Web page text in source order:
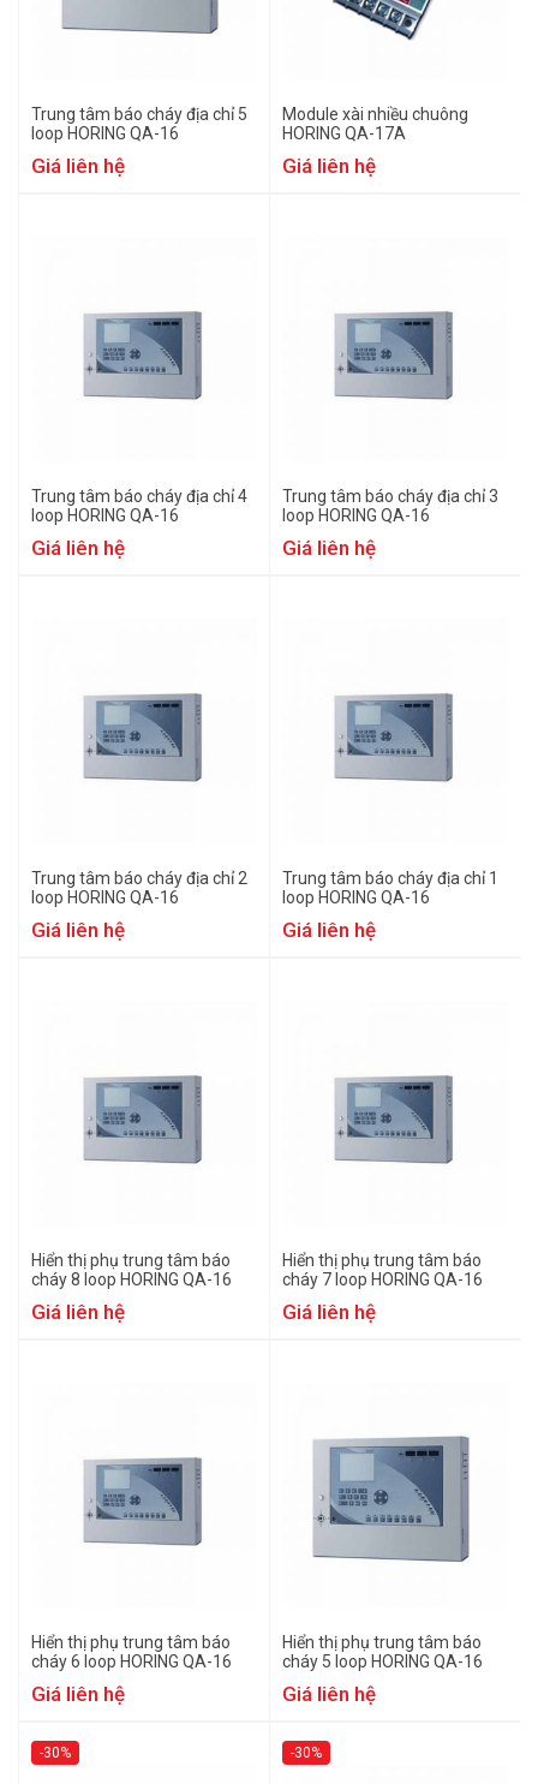
Trung tâm báo cháy địa chỉ 5
loop HORING QA-16
Giá liên hệ
Module xài nhiều chuông
HORING QA-17A
Giá liên hệ
Trung tâm báo cháy địa chỉ 4
loop HORING QA-16
Giá liên hệ
Trung tâm báo cháy địa chỉ 3
loop HORING QA-16
Giá liên hệ
Trung tâm báo cháy địa chỉ 2
loop HORING QA-16
Giá liên hệ
Trung tâm báo cháy địa chỉ 1
loop HORING QA-16
Giá liên hệ
Hiển thị phụ trung tâm báo
cháy 8 loop HORING QA-16
Giá liên hệ
Hiển thị phụ trung tâm báo
cháy 7 loop HORING QA-16
Giá liên hệ
Hiển thị phụ trung tâm báo
cháy 6 loop HORING QA-16
Giá liên hệ
Hiển thị phụ trung tâm báo
cháy 5 loop HORING QA-16
Giá liên hệ
-30% -30%